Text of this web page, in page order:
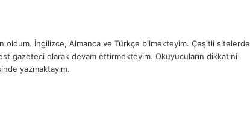
oldum. İngilizce, Almanca ve Türkçe bilmekteyim. Çeşitli sitelerde
gazeteci olarak devam ettirmekteyim. Okuyucuların dikkatini
yazmaktayım.